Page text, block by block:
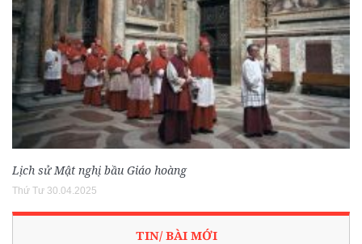
Lịch sử Mật nghị bầu Giáo hoàng
Thứ Tư 30.04.2025
TIN/ BÀI MỚI